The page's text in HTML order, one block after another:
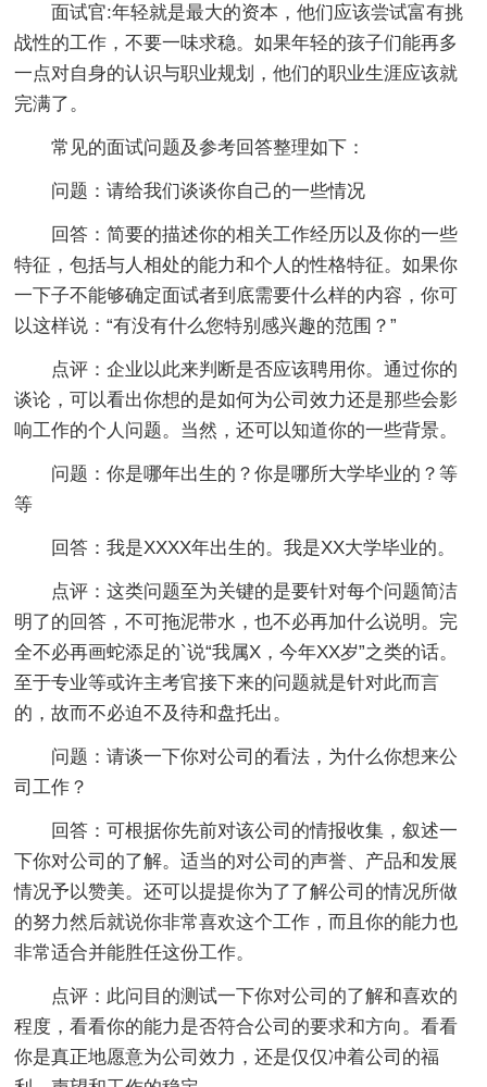
面试官:年轻就是最大的资本，他们应该尝试富有挑
战性的工作，不要一味求稳。如果年轻的孩子们能再多
一点对自身的认识与职业规划，他们的职业生涯应该就
完满了。
常见的面试问题及参考回答整理如下：
问题：请给我们谈谈你自己的一些情况
回答：简要的描述你的相关工作经历以及你的一些
特征，包括与人相处的能力和个人的性格特征。如果你
一下子不能够确定面试者到底需要什么样的内容，你可
以这样说：“有没有什么您特别感兴趣的范围？”
点评：企业以此来判断是否应该聘用你。通过你的
谈论，可以看出你想的是如何为公司效力还是那些会影
响工作的个人问题。当然，还可以知道你的一些背景。
问题：你是哪年出生的？你是哪所大学毕业的？等
等
回答：我是XXXX年出生的。我是XX大学毕业的。
点评：这类问题至为关键的是要针对每个问题简洁
明了的回答，不可拖泥带水，也不必再加什么说明。完
全不必再画蛇添足的`说“我属X，今年XX岁”之类的话。
至于专业等或许主考官接下来的问题就是针对此而言
的，故而不必迫不及待和盘托出。
问题：请谈一下你对公司的看法，为什么你想来公
司工作？
回答：可根据你先前对该公司的情报收集，叙述一
下你对公司的了解。适当的对公司的声誉、产品和发展
情况予以赞美。还可以提提你为了了解公司的情况所做
的努力然后就说你非常喜欢这个工作，而且你的能力也
非常适合并能胜任这份工作。
点评：此问目的测试一下你对公司的了解和喜欢的
程度，看看你的能力是否符合公司的要求和方向。看看
你是真正地愿意为公司效力，还是仅仅冲着公司的福